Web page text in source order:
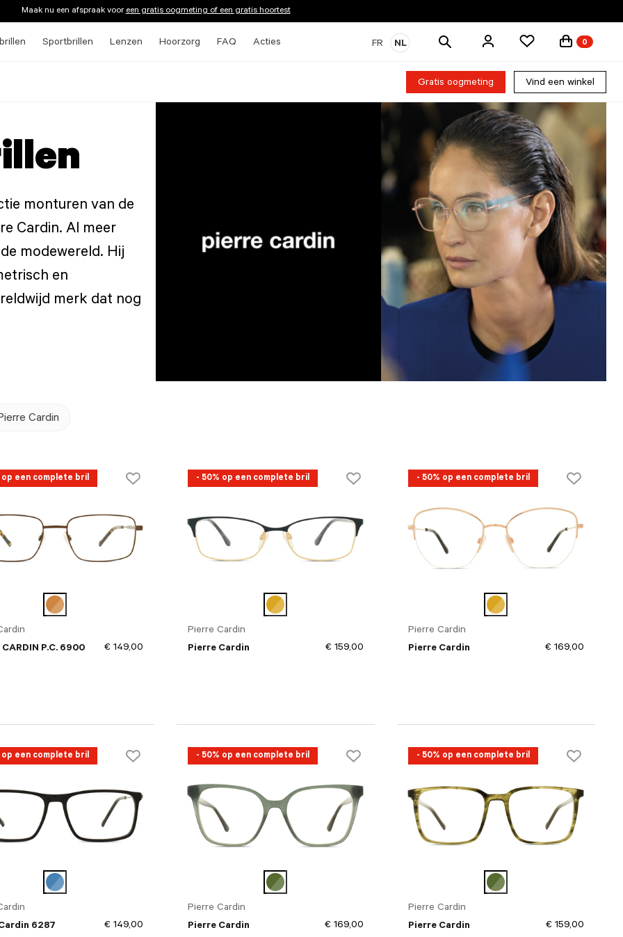
Maak nu een afspraak vooreen gratis oogmeting of een gratis hoortest
Sportbrillen Lenzen Hoorzorg FAQ Acties FR NL
Zoek
0
Gratis oogmeting Vind een winkel
monturen van de
Cardin. Al meer
modewereld. Hij
en
merk dat nog
Cardin
op een complete bril
CARDIN P.C. 6900
€ 149,00
- 50% op een complete bril
Pierre Cardin
Pierre Cardin
€ 159,00
- 50% op een complete bril
Pierre Cardin
Pierre Cardin
€ 169,00
op een complete bril
6287
€ 149,00
- 50% op een complete bril
Pierre Cardin
Pierre Cardin
€ 169,00
- 50% op een complete bril
Pierre Cardin
Pierre Cardin
€ 159,00